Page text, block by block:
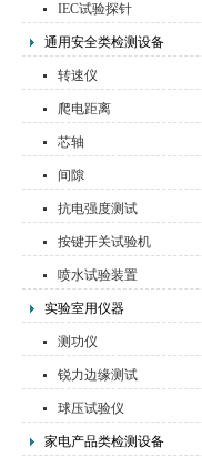
IEC试验探针
通用安全类检测设备
转速仪
爬电距离
芯轴
间隙
抗电强度测试
按键开关试验机
喷水试验装置
实验室用仪器
测功仪
锐力边缘测试
球压试验仪
家电产品类检测设备